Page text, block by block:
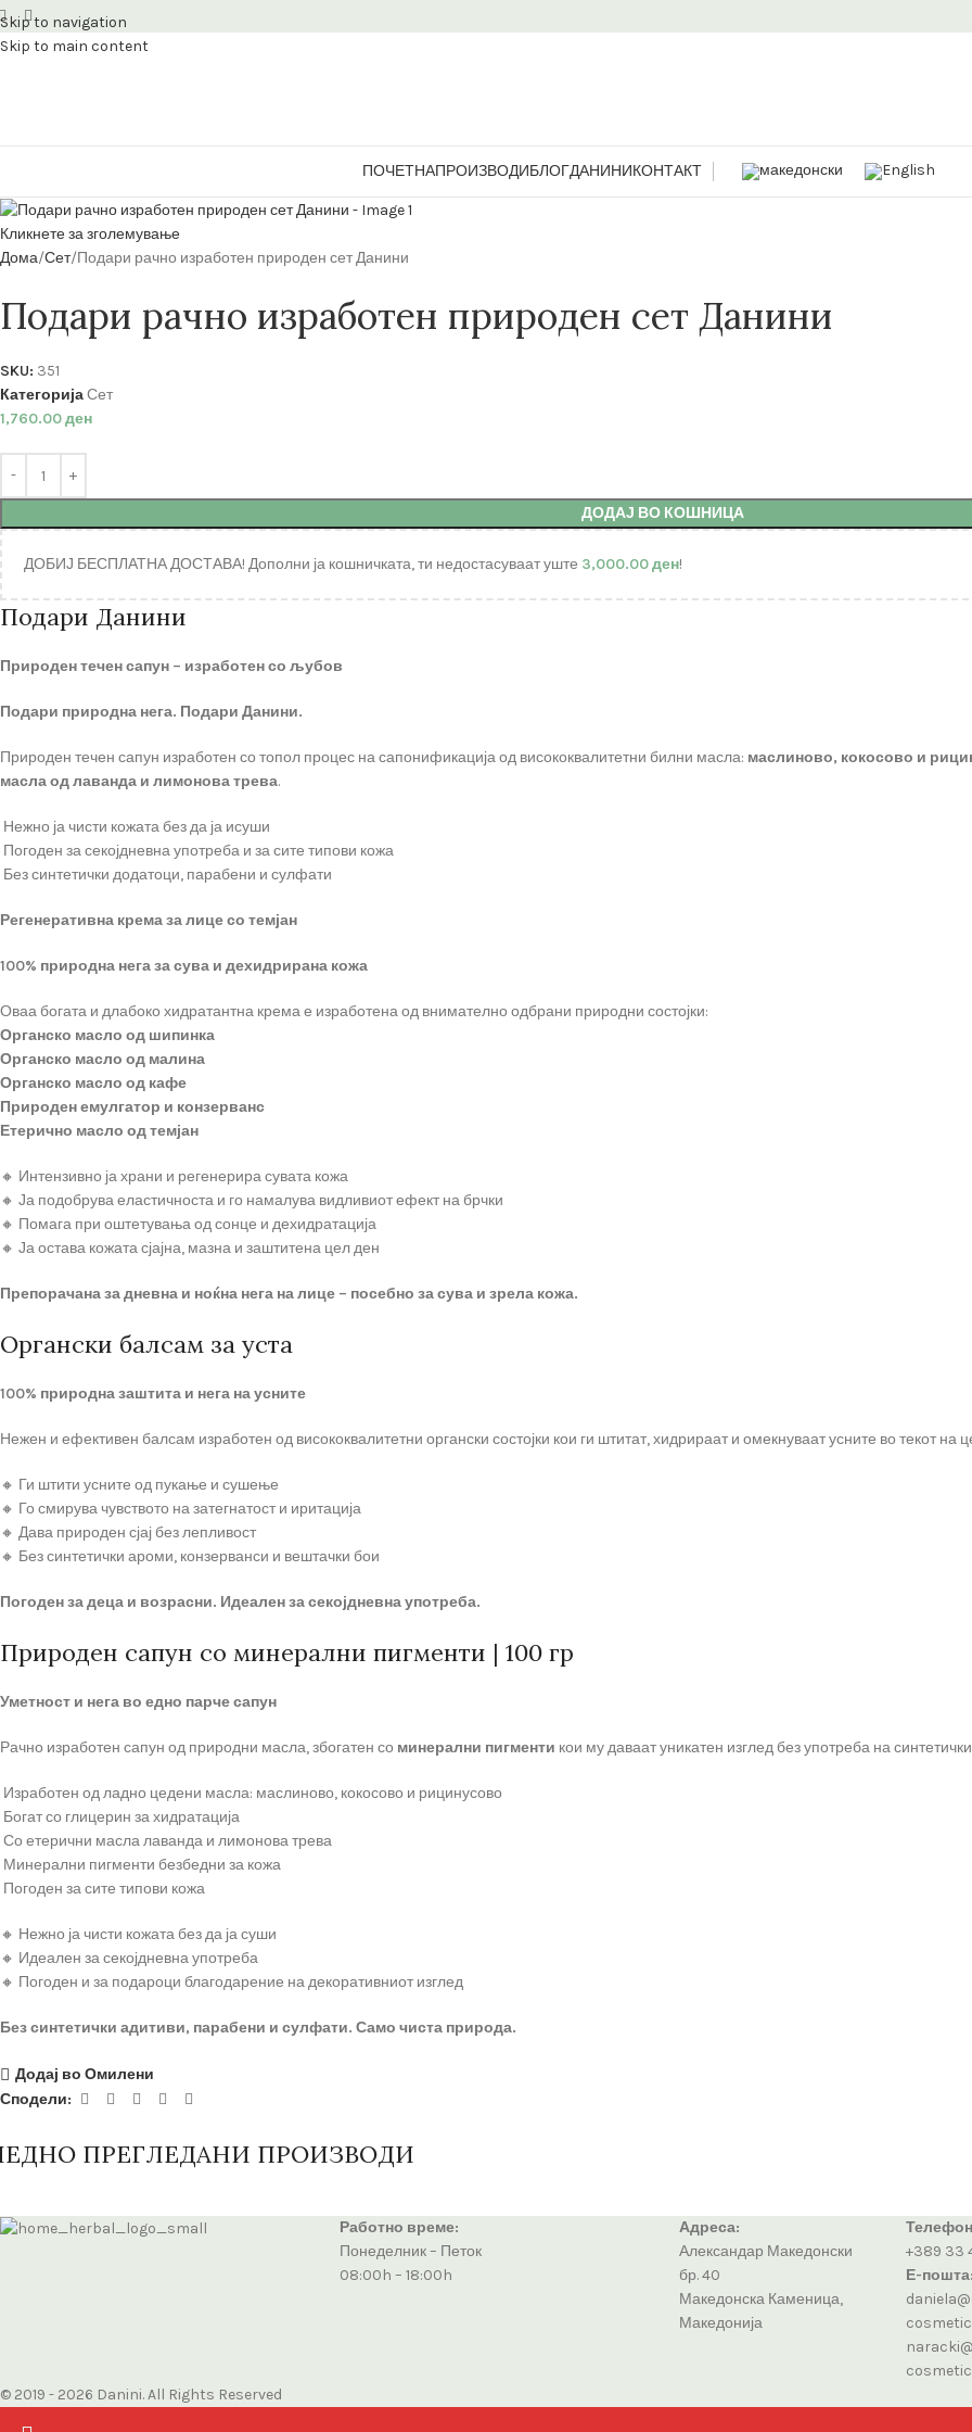
Skip to navigation
Skip to main content
ПОЧЕТНАПРОИЗВОДИБЛОГДАНИНИКОНТАКТ
Кликнете за зголемување
Дома Сет Подари рачно изработен природен сет Данини
Подари рачно изработен природен сет Данини
SKU: 351
КатегоријаСет
1,760.00ден
ДОДАЈ ВО КОШНИЦА
ДОБИЈ БЕСПЛАТНА ДОСТАВА! Дополни ја кошничката, ти недостасуваат уште 3,000.00ден!
Подари Данини
Природен течен сапун – изработен со љубов
Подари природна нега. Подари Данини.
Природен течен сапун изработен со топол процес на сапонификација од висококвалитетни билни масла: маслиново, кокосово и
масла од лаванда и лимонова трева.
Нежно ја чисти кожата без да ја исуши
Погоден за секојдневна употреба и за сите типови кожа
Без синтетички додатоци, парабени и сулфати
Регенеративна крема за лице со темјан
100% природна нега за сува и дехидрирана кожа
Оваа богата и длабоко хидратантна крема е изработена од внимателно одбрани природни состојки:
Органско масло од шипинка
Органско масло од малина
Органско масло од кафе
Природен емулгатор и конзерванс
Етерично масло од темјан
🔸 Интензивно ја храни и регенерира сувата кожа
🔸 Ја подобрува еластичноста и го намалува видливиот ефект на брчки
🔸 Помага при оштетувања од сонце и дехидратација
🔸 Ја остава кожата сјајна, мазна и заштитена цел ден
Препорачана за дневна и ноќна нега на лице – посебно за сува и зрела кожа.
Органски балсам за уста
100% природна заштита и нега на усните
Нежен и ефективен балсам изработен од висококвалитетни органски состојки кои ги штитат, хидрираат и омекнуваат усните во текот на
🔸 Ги штити усните од пукање и сушење
🔸 Го смирува чувството на затегнатост и иритација
🔸 Дава природен сјај без лепливост
🔸 Без синтетички ароми, конзерванси и вештачки бои
Погоден за деца и возрасни. Идеален за секојдневна употреба.
Природен сапун со минерални пигменти | 100 гр
Уметност и нега во едно парче сапун
Рачно изработен сапун од природни масла, збогатен со минерални пигменти кои му даваат уникатен изглед без употреба на
Изработен од ладно цедени масла: маслиново, кокосово и рицинусово
Богат со глицерин за хидратација
Со етерични масла лаванда и лимонова трева
Минерални пигменти безбедни за кожа
Погоден за сите типови кожа
🔸 Нежно ја чисти кожата без да ја суши
🔸 Идеален за секојдневна употреба
🔸 Погоден и за подароци благодарение на декоративниот изглед
Без синтетички адитиви, парабени и сулфати. Само чиста природа.
Додај во Омилени
Сподели:
ПРЕГЛЕДАНИ ПРОИЗВОДИ
Работно време:
Понеделник – Петок
08:00h – 18:00h
Адреса:
Александар Македонски
бр. 40
Македонска Каменица,
Македонија
+389 33
Е-
© 2019 - 2026 Danini. All Rights Reserved